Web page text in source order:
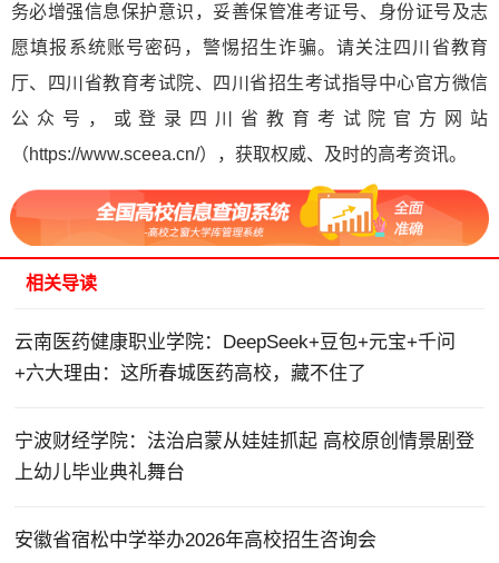
务必增强信息保护意识，妥善保管准考证号、身份证号及志
愿填报系统账号密码，警惕招生诈骗。请关注四川省教育
厅、四川省教育考试院、四川省招生考试指导中心官方微信
公众号，或登录四川省教育考试院官方网站
（https://www.sceea.cn/），获取权威、及时的高考资讯。
相关导读
云南医药健康职业学院：DeepSeek+豆包+元宝+千问
+六大理由：这所春城医药高校，藏不住了
宁波财经学院：法治启蒙从娃娃抓起 高校原创情景剧登
上幼儿毕业典礼舞台
安徽省宿松中学举办2026年高校招生咨询会